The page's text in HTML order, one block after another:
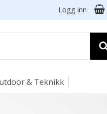
Logg inn
& Teknikk